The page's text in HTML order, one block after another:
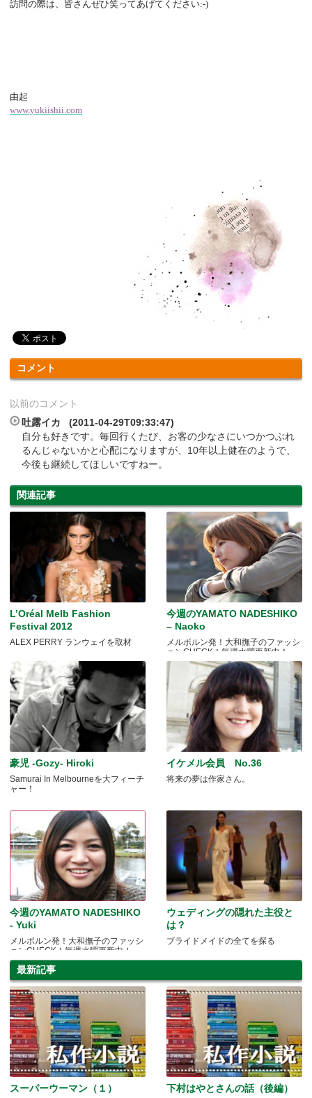
訪問の際は、皆さんぜひ笑ってあげてください:-)
由起
www.yukiishii.com
コメント
以前のコメント
吐露イカ (2011-04-29T09:33:47)
自分も好きです。毎回行くたび、お客の少なさにいつかつぶれ
るんじゃないかと心配になりますが、10年以上健在のようで、
今後も継続してほしいですねー。
関連記事
L’Oréal Melb Fashion
Festival 2012
ALEX PERRY ランウェイを取材
今週のYAMATO NADESHIKO
– Naoko
メルボルン発！大和撫子のファッシ
ョンCHECK！毎週水曜更新中！
豪児 -Gozy- Hiroki
Samurai In Melbourneを大フィーチ
ャー！
イケメル会員 No.36
将来の夢は作家さん。
今週のYAMATO NADESHIKO
- Yuki
メルボルン発！大和撫子のファッシ
ョンCHECK！毎週水曜更新中！
ウェディングの隠れた主役と
は？
ブライドメイドの全てを探る
最新記事
スーパーウーマン（１） 下村はやとさんの話（後編）